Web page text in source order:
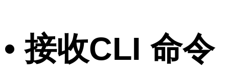
• 接收CLI 命令